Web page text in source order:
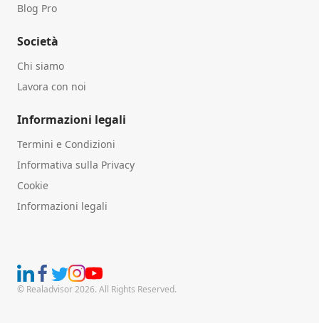
Blog Pro
Società
Chi siamo
Lavora con noi
Informazioni legali
Termini e Condizioni
Informativa sulla Privacy
Cookie
Informazioni legali
© Realadvisor 2026. All Rights Reserved.